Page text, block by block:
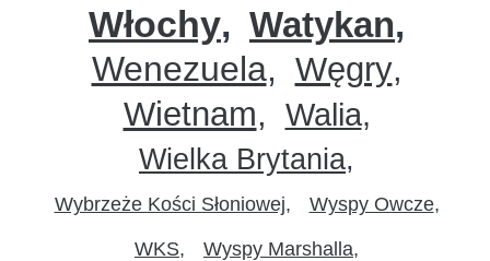
Włochy Watykan
Wenezuela
Węgry
Wietnam
Walia
Wielka Brytania
Wybrzeże Kości Słoniowej Wyspy Owcze
WKS Wyspy Marshalla